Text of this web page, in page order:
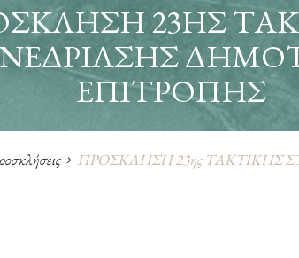
23ΗΣ
ΕΠΙΤΡΟΠΗΣ
ΠΡΟΣΚΛΗΣΗ 23ης ΤΑΚΤΙΚΗΣ